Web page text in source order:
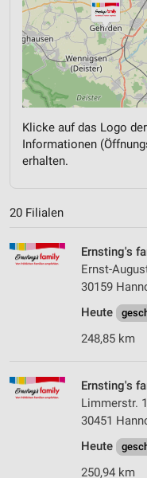
Klicke auf das Logo
Informationen
erhalten.
20 Filialen
Ernsting's
Ernst-
30159
Heute
248,85 km
Ernsting's
Limmerstr.
30451
Heute
250,94 km